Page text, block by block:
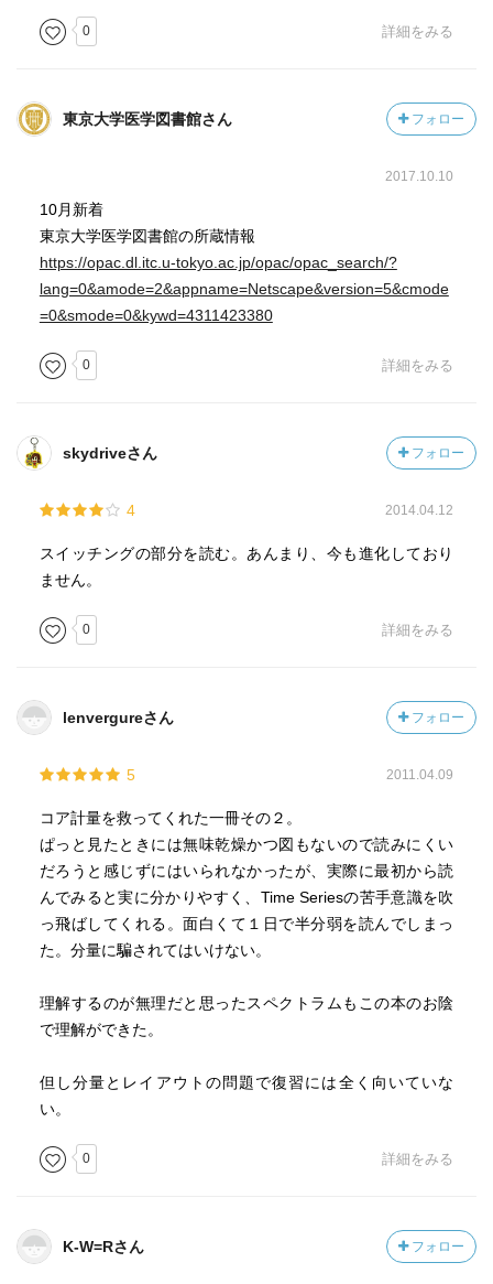
0 詳細をみる
東京大学医学図書館さん フォロー
2017.10.10
10月新着
東京大学医学図書館の所蔵情報
https://opac.dl.itc.u-tokyo.ac.jp/opac/opac_search/?
lang=0&amode=2&appname=Netscape&version=5&cmode
=0&smode=0&kywd=4311423380
0 詳細をみる
skydriveさん フォロー
4 2014.04.12
スイッチングの部分を読む。あんまり、今も進化しており
ません。
0 詳細をみる
lenvergureさん フォロー
5 2011.04.09
コア計量を救ってくれた一冊その２。
ぱっと見たときには無味乾燥かつ図もないので読みにくい
だろうと感じずにはいられなかったが、実際に最初から読
んでみると実に分かりやすく、Time Seriesの苦手意識を吹
っ飛ばしてくれる。面白くて１日で半分弱を読んでしまっ
た。分量に騙されてはいけない。
理解するのが無理だと思ったスペクトラムもこの本のお陰
で理解ができた。
但し分量とレイアウトの問題で復習には全く向いていな
い。
0 詳細をみる
K-W=Rさん フォロー